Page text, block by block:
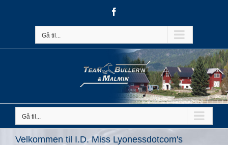
Gå til...
Gå til...
Velkommen til I.D. Miss Lyonessdotcom's